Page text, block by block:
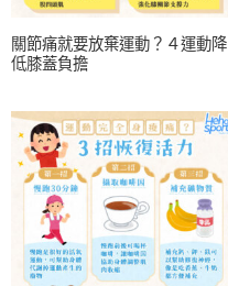
關節痛就要放棄運動？４運動降
低膝蓋負擔